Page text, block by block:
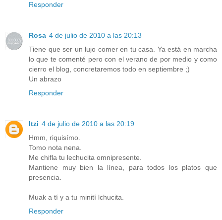
Responder
Rosa 4 de julio de 2010 a las 20:13
Tiene que ser un lujo comer en tu casa. Ya está en marcha
lo que te comenté pero con el verano de por medio y como
cierro el blog, concretaremos todo en septiembre ;)
Un abrazo
Responder
Itzi 4 de julio de 2010 a las 20:19
Hmm, riquisímo.
Tomo nota nena.
Me chifla tu lechucita omnipresente.
Mantiene muy bien la línea, para todos los platos que
presencia.
Muak a tí y a tu minití lchucita.
Responder